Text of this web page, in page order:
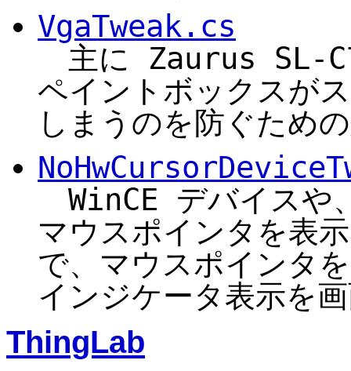
VgaTweak.cs
主に Zaurus SL-
ペイントボックスが
しまうのを防ぐため
WinCE デバイスや
マウスポインタを表
で、マウスポインタ
インジケータ表示を
ThingLab